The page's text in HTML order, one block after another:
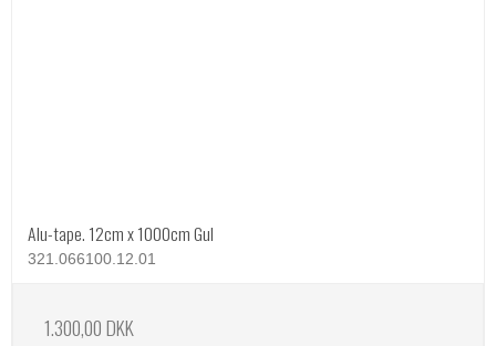
Alu-tape. 12cm x 1000cm Gul
321.066100.12.01
1.300,00 DKK